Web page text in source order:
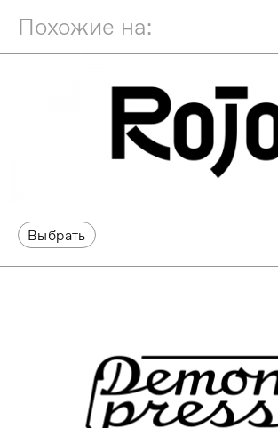
Похожие на:
Выбрать